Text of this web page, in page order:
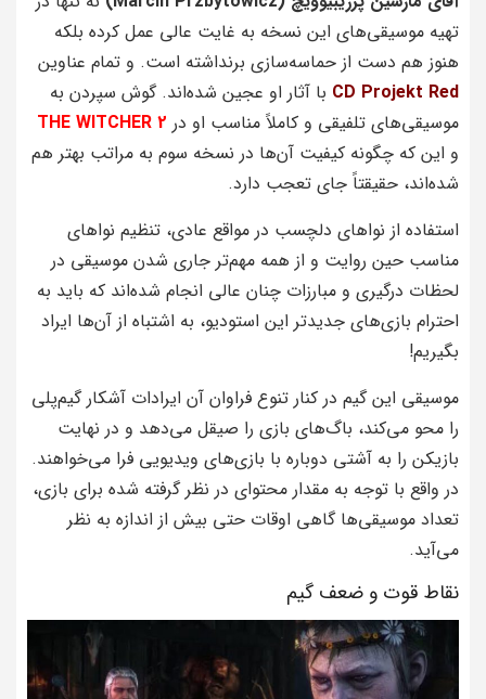
تهیه موسیقی‌های این نسخه به غایت عالی عمل کرده بلکه
هنوز هم دست از حماسه‌سازی برنداشته است. و تمام عناوین
CD Projekt Red با آثار او عجین شده‌اند. گوش سپردن به
موسیقی‌های تلفیقی و کاملاً مناسب او در
THE WITCHER 2
و این که چگونه کیفیت آن‌ها در نسخه سوم به مراتب بهتر هم
شده‌اند، حقیقتاً‌ جای تعجب دارد.
استفاده از نواهای دلچسب در مواقع عادی، تنظیم نواهای
مناسب حین روایت و از همه مهم‌تر جاری شدن موسیقی در
لحظات درگیری و مبارزات چنان عالی انجام شده‌اند که باید به
احترام بازی‌های جدیدتر این استودیو، به اشتباه از آن‌ها ایراد
بگیریم!
موسیقی این گیم در کنار تنوع فراوان آن ایرادات آشکار گیم‌پلی
را محو می‌کند، باگ‌های بازی را صیقل می‌دهد و در نهایت
بازیکن را به آشتی دوباره با بازی‌های ویدیویی فرا می‌خواهند.
در واقع با توجه به مقدار محتوای در نظر گرفته شده برای بازی،
تعداد موسیقی‌ها گاهی اوقات حتی بیش از اندازه به نظر
می‌آید.
نقاط قوت و ضعف گیم